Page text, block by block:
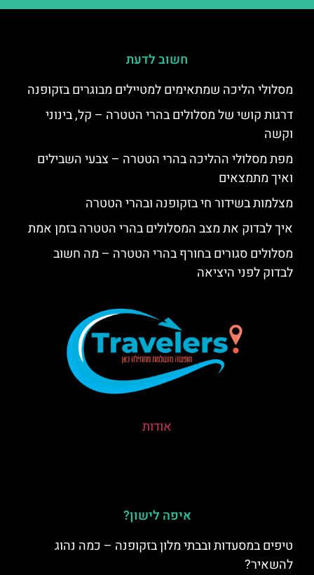
חשוב לדעת
מסלולי הליכה שמתאימים למטיילים מבוגרים בזקופנה
דרגות קושי של מסלולים בהרי הטטרה – קל, בינוני
וקשה
מפת מסלולי ההליכה בהרי הטטרה – צבעי השבילים
ואיך מתמצאים
מצלמות בשידור חי בזקופנה ובהרי הטטרה
איך לבדוק את מצב המסלולים בהרי הטטרה בזמן אמת
מסלולים סגורים בחורף בהרי הטטרה – מה חשוב
לבדוק לפני היציאה
אודות
איפה לישון?
טיפים במסעדות ובבתי מלון בזקופנה – כמה נהוג
להשאיר?